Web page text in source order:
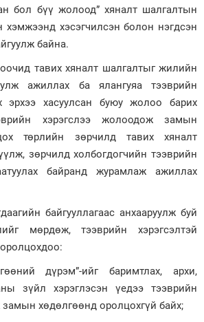
бол бүү жолоод” хяналт шалгалтын
хэмжээнд хэсэгчилсэн болон нэгдсэн
байна.
тавих хяналт шалгалтыг жилийн
ажиллах ба ялангуяа тээврийн
эрхээ хасуулсан буюу жолоо барих
хэрэгслээ жолоодож замын
төрлийн зөрчилд тавих хяналт
зөрчилд холбогдогчийн тээврийн
байранд журамлаж ажиллах
байгууллагаас анхааруулж буй
мөрдөж, тээврийн хэрэгсэлтэй
дүрэм”-ийг баримтлах, архи,
зүйл хэрэглэсэн үедээ тээврийн
хөдөлгөөнд оролцохгүй байх;